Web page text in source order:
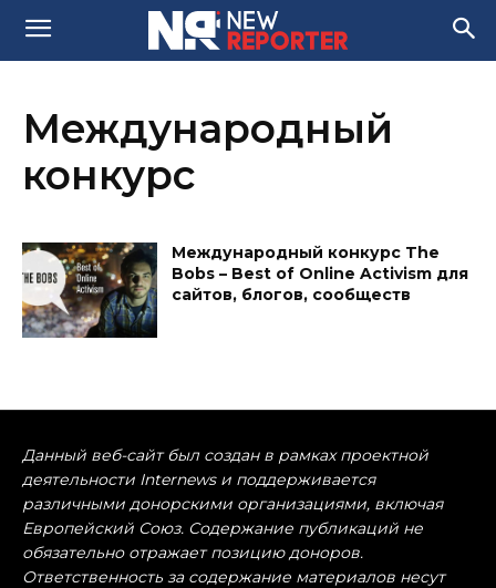
Международный
конкурс
Международный конкурс The
Bobs – Best of Online Activism для
сайтов, блогов, сообществ
Данный веб-сайт был создан в рамках проектной
деятельности Internews и поддерживается
различными донорскими организациями, включая
Европейский Союз. Содержание публикаций не
обязательно отражает позицию доноров.
Ответственность за содержание материалов несут